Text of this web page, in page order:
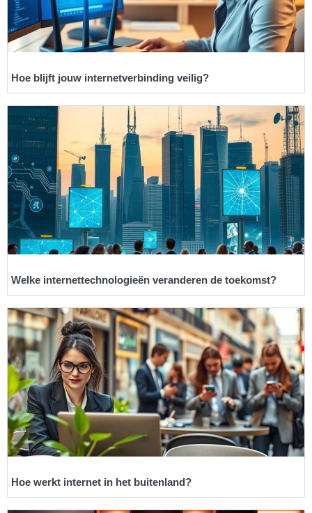
Hoe blijft jouw internetverbinding veilig?
Welke internettechnologieën veranderen de toekomst?
Hoe werkt internet in het buitenland?